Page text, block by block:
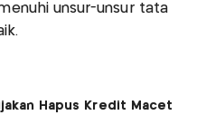
unsur-unsur tata
Hapus Kredit Macet